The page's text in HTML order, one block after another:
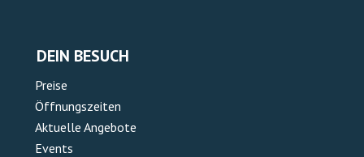
DEIN BESUCH
Preise
Öffnungszeiten
Aktuelle Angebote
Events